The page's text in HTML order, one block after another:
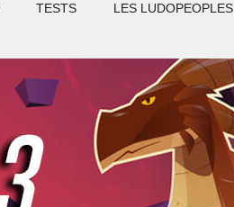
TESTS LES LUDOPEOPLES